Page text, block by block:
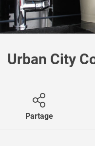
Urban City
Partage